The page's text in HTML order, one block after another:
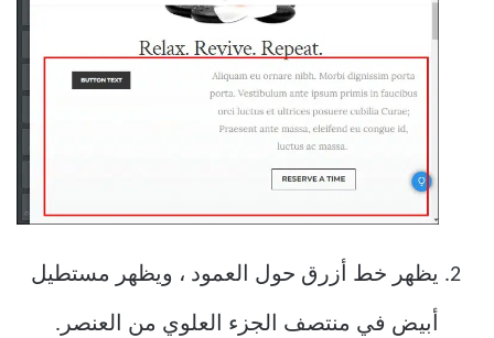
يظهر خط أزرق حول العمود ، ويظهر مستطيل
أبيض في منتصف الجزء العلوي من العنصر.